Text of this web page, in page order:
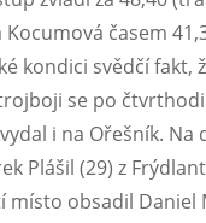
Kocumová časem
kondici svědčí fakt,
se po
i na Ořešník. Na
Plášil (29) z
místo obsadil Daniel